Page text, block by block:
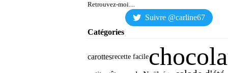
Retrouvez-moi....
Suivre @carline67
Catégories
carottesrecette facile